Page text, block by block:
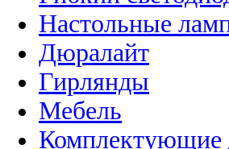
Настольные
Дюралайт
Гирлянды
Мебель
Комплектующие